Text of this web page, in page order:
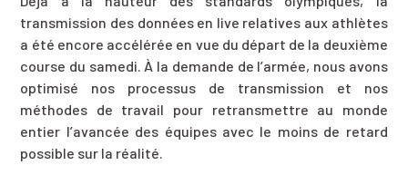
transmission des données en live relatives aux athlètes
a été encore accélérée en vue du départ de la deuxième
course du samedi. À la demande de l’armée, nous avons
optimisé nos processus de transmission et nos
méthodes de travail pour retransmettre au monde
entier l’avancée des équipes avec le moins de retard
possible sur la réalité.
Accueil
Qui sommes-
Nos services